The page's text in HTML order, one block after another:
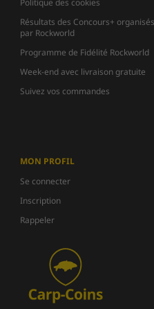
Politique des cookies
Résultats des Concours+ organisés
par Rockworld
Programme de Fidélité Rockworld
Week-end avec livraison gratuite
Suivez vos commandes
MON PROFIL
Se connecter
Inscription
Rappeler